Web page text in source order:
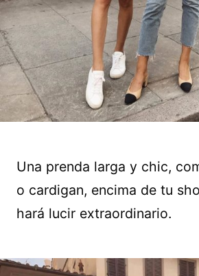
Una prenda larga y chic,
o cardigan, encima de tu
hará lucir extraordinario.